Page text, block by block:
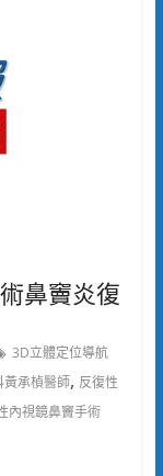
鼻竇炎復
3D立體定位導航
黃承楨醫師, 反復性
內視鏡鼻竇手術